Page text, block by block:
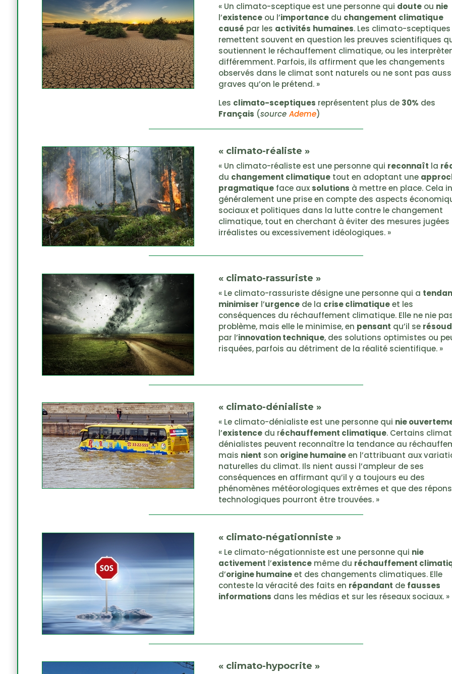
« Un climato-sceptique est une personne qui douteou nie
l’existenceou l’importancedu changement climatique
causé par les activités humaines. Les climato-sceptiques
remettent souvent en question les preuves scientifiques
soutiennent le réchauffement climatique, ou les
différemment. Parfois, ils affirment que les changements
observés dans le climat sont naturels ou ne sont pas
graves qu’on le prétend. »
Les climato-sceptiques représentent plus de 30% des
Français (source Ademe)
« climato-réaliste »
« Un climato-réaliste est une personne qui reconnaît la
du changement climatiquetout en adoptant une
pragmatiqueface aux solutions à mettre en place. Cela
généralement une prise en compte des aspects
sociaux et politiques dans la lutte contre le changement
climatique, tout en cherchant à éviter des mesures jugées
irréalistes ou excessivement idéologiques. »
« climato-rassuriste »
« Le climato-rassuriste désigne une personne qui a
minimiser l’urgencede la crise climatiqueet les
conséquences du réchauffement climatique. Elle ne nie
problème, mais elle le minimise, en pensant qu’il se
par l’innovation technique, des solutions optimistes ou
risquées, parfois au détriment de la réalité scientifique. »
« climato-dénialiste »
« Le climato-dénialiste est une personne qui nie
l’existencedu réchauffement climatique. Certains
dénialistes peuvent reconnaître la tendance au
mais nient son origine humaineen l’attribuant aux
naturelles du climat. Ils nient aussi l’ampleur de ses
conséquences en affirmant qu’il y a toujours eu des
phénomènes météorologiques extrêmes et que des
technologiques pourront être trouvées. »
« climato-négationniste »
« Le climato-négationniste est une personne qui nie
activement l’existencemême du réchauffement
d’origine humaineet des changements climatiques. Elle
conteste la véracité des faits en répandant de fausses
informations dans les médias et sur les réseaux sociaux. »
« climato-hypocrite »